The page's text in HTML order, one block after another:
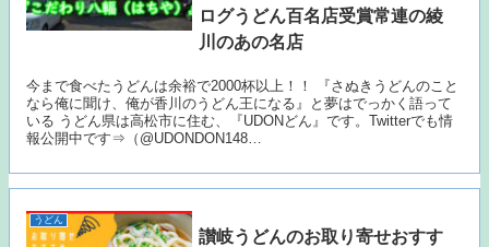
ログうどん百名店受賞常連の綾
川のあの名店
今まで食べたうどんは余裕で2000杯以上！！ 『さぬきうどんのこと
なら俺に聞け、俺が香川のうどん王になる』と夢はでっかく語って
いる うどん県は高松市に住む、『UDONどん』です。Twitterでも情
報公開中です⇒（@UDONDON148…
うどん
讃岐うどんのお取り寄せおすす